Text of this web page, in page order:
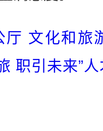
厅 文化和旅
职引未来”